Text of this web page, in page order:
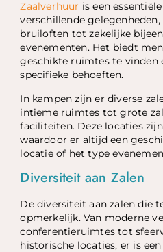
Zaalverhuur is een
verschillende
bruiloften tot zakelijke
evenementen. Het biedt
geschikte ruimtes te vinden
specifieke behoeften.
In kampen zijn er diverse
intieme ruimtes tot grote
faciliteiten. Deze locaties
waardoor er altijd een
locatie of het type
Diversiteit aan Zalen
De diversiteit aan zalen die
opmerkelijk. Van moderne
conferentieruimtes tot
historische locaties, er is